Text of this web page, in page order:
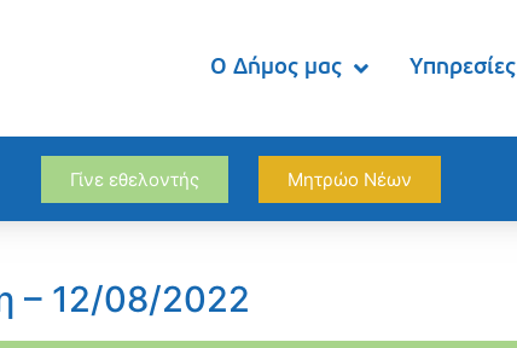
Ο Δήμος μας Υπηρεσίες
Γίνε εθελοντής Μητρώο Νέων
– 12/08/2022